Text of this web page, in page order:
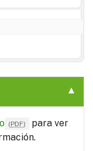
(PDF)
para ver